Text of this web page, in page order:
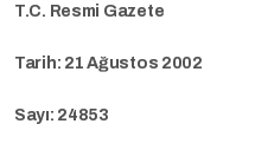
T.C. Resmi Gazete
Tarih: 21 Ağustos 2002
Sayı: 24853